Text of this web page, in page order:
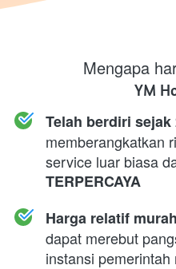
Mengapa
YM
Telah berdiri sejak
memberangkatkan
TERPERCAYA
Harga relatif murah
dapat merebut
instansi